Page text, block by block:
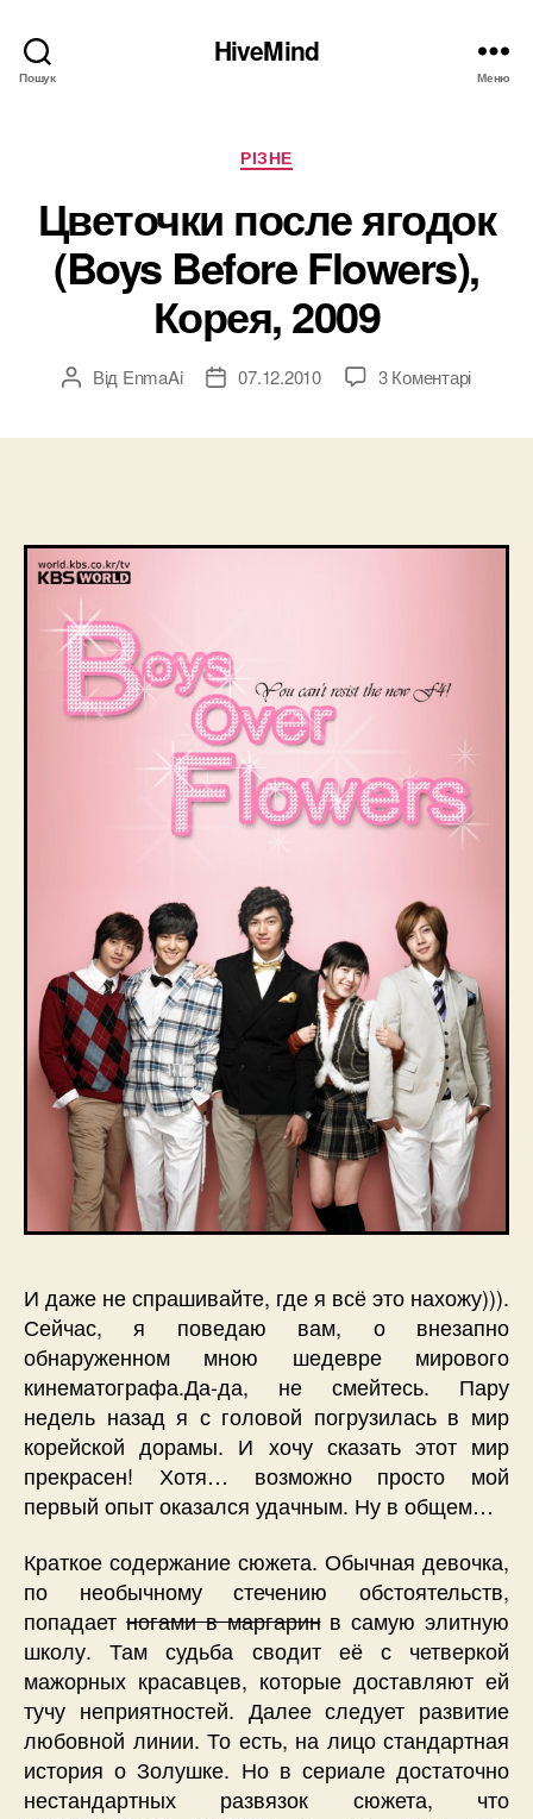
Пошук
HiveMind
Меню
Категорії
РІЗНЕ
Цветочки после ягодок
(Boys Before Flowers),
Корея, 2009
Автор
Від EnmaAi
Дата07.12.2010 3 Коментарідо
И даже не спрашивайте, где я всё это нахожу))).
Сейчас, я поведаю вам, о внезапно
обнаруженном мною шедевре мирового
кинематографа.Да-да, не смейтесь. Пару
недель назад я с головой погрузилась в мир
корейской дорамы. И хочу сказать этот мир
прекрасен! Хотя… возможно просто мой
первый опыт оказался удачным. Ну в общем…
Краткое содержание сюжета. Обычная девочка,
по необычному стечению обстоятельств,
попадаетногами в маргаринв самую элитную
школу. Там судьба сводит её с четверкой
мажорных красавцев, которые доставляют ей
тучу неприятностей. Далее следует развитие
любовной линии. То есть, на лицо стандартная
история о Золушке. Но в сериале достаточно
нестандартных развязок сюжета, что